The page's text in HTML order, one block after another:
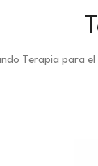
Terapia para